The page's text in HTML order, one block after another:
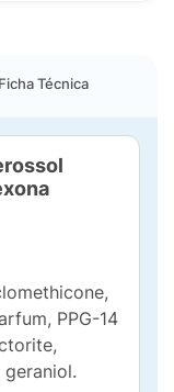
Ficha Técnica
PPG-14